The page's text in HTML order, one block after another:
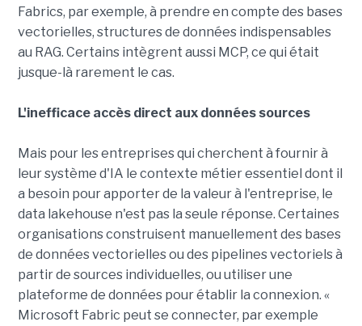
Fabrics, par exemple, à prendre en compte des bases
vectorielles, structures de données indispensables
au RAG. Certains intègrent aussi MCP, ce qui était
jusque-là rarement le cas.
L'inefficace accès direct aux données sources
Mais pour les entreprises qui cherchent à fournir à
leur système d'IA le contexte métier essentiel dont il
a besoin pour apporter de la valeur à l'entreprise, le
data lakehouse n'est pas la seule réponse. Certaines
organisations construisent manuellement des bases
de données vectorielles ou des pipelines vectoriels à
partir de sources individuelles, ou utiliser une
plateforme de données pour établir la connexion. «
Microsoft Fabric peut se connecter, par exemple